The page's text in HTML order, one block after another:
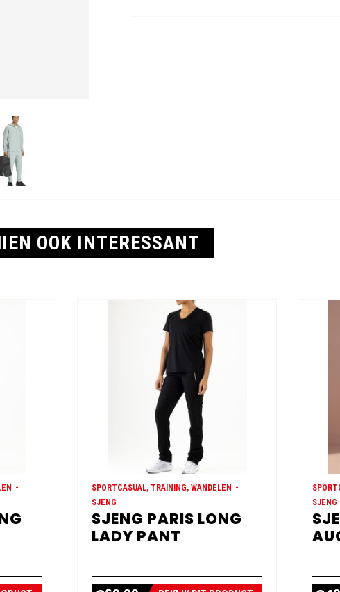
OOK INTERESSANT
SPORTCASUAL, TRAINING, WANDELEN
SJENG
SJENG PARIS LONG
LADY PANT
SJENG